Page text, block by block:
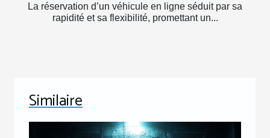
La réservation d’un véhicule en ligne séduit par sa
rapidité et sa flexibilité, promettant un...
Similaire